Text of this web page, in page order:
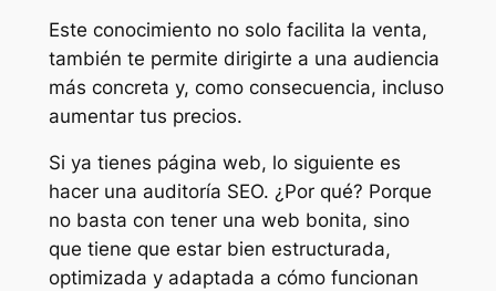
Este conocimiento no solo facilita la venta,
también te permite dirigirte a una audiencia
más concreta y, como consecuencia, incluso
aumentar tus precios.
Si ya tienes página web, lo siguiente es
hacer una auditoría SEO. ¿Por qué? Porque
no basta con tener una web bonita, sino
que tiene que estar bien estructurada,
optimizada y adaptada a cómo funcionan